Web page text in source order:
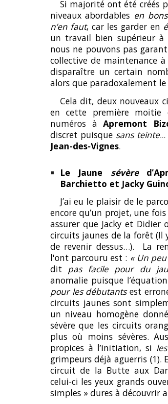
Si majorité ont été créés
niveaux abordables en
n’en faut, car les garder en
un travail bien supérieur à
nous ne pouvons pas
collective de maintenance
disparaître un certain
alors que paradoxalement
Cela dit, deux nouveaux
en cette première moitie
numéros àApremont
discret puisque sans teinte
Jean-des-Vignes.
Le Jaune sévère
Barchietto et Jacky
J’ai eu le plaisir de le
encore qu’un projet, une
assurer que Jacky et
circuits jaunes de la forêt
de revenir dessus…). La
l'ont parcouru est : « Un
dit pas facile pour du
anomalie puisque
pour les débutantsest
circuits jaunes sont
un niveau homogène
sévère que les circuits
plus où moins sévères.
propices à l’initiation, si
grimpeurs déjà aguerris (1).
circuit de la Butte aux
celui-ci les yeux grands
simples » dures à découvrir